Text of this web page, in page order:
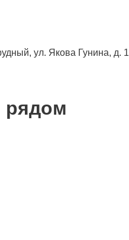
ул. Якова Гунина, д. 1
рядом